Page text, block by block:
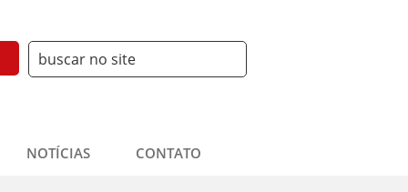
NOTÍCIAS CONTATO